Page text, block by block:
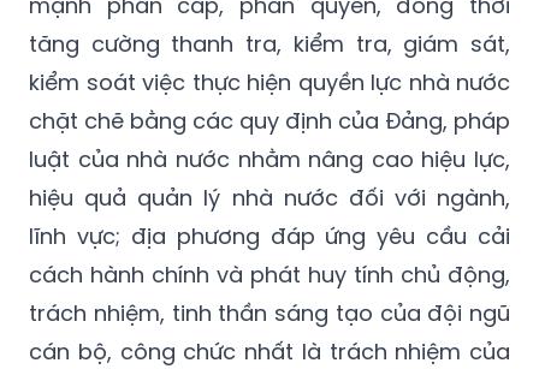
tăng cường thanh tra, kiểm tra, giám sát,
kiểm soát việc thực hiện quyền lực nhà nước
chặt chẽ bằng các quy định của Đảng, pháp
luật của nhà nước nhằm nâng cao hiệu lực,
hiệu quả quản lý nhà nước đối với ngành,
lĩnh vực; địa phương đáp ứng yêu cầu cải
cách hành chính và phát huy tính chủ động,
trách nhiệm, tinh thần sáng tạo của đội ngũ
cán bộ, công chức nhất là trách nhiệm của